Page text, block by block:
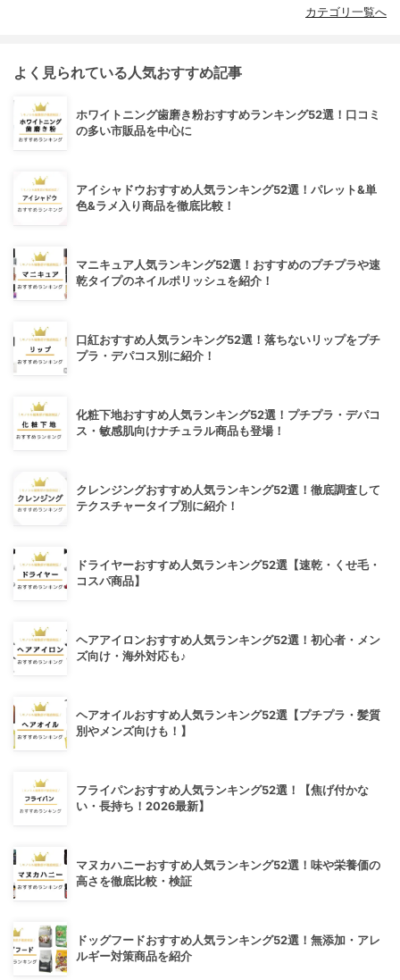
カテゴリ一覧へ
よく見られている人気おすすめ記事
ホワイトニング歯磨き粉おすすめランキング52選！口コミ
の多い市販品を中心に
アイシャドウおすすめ人気ランキング52選！パレット&単
色&ラメ入り商品を徹底比較！
マニキュア人気ランキング52選！おすすめのプチプラや速
乾タイプのネイルポリッシュを紹介！
口紅おすすめ人気ランキング52選！落ちないリップをプチ
プラ・デパコス別に紹介！
化粧下地おすすめ人気ランキング52選！プチプラ・デパコ
ス・敏感肌向けナチュラル商品も登場！
クレンジングおすすめ人気ランキング52選！徹底調査して
テクスチャータイプ別に紹介！
ドライヤーおすすめ人気ランキング52選【速乾・くせ毛・
コスパ商品】
ヘアアイロンおすすめ人気ランキング52選！初心者・メン
ズ向け・海外対応も♪
ヘアオイルおすすめ人気ランキング52選【プチプラ・髪質
別やメンズ向けも！】
フライパンおすすめ人気ランキング52選！【焦げ付かな
い・長持ち！2026最新】
マヌカハニーおすすめ人気ランキング52選！味や栄養価の
高さを徹底比較・検証
ドッグフードおすすめ人気ランキング52選！無添加・アレ
ルギー対策商品を紹介